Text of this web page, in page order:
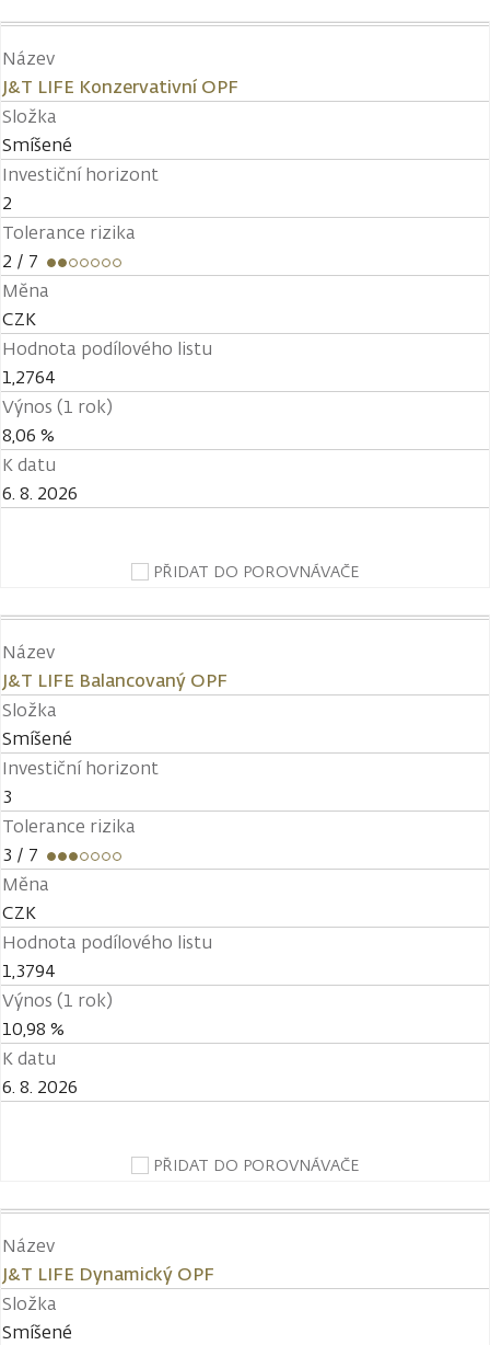
Název
J&T LIFE Konzervativní OPF
Složka
Smíšené
Investiční horizont
2
Tolerance rizika
2 / 7
Měna
CZK
Hodnota podílového listu
1,2764
Výnos (1 rok)
8,06 %
K datu
6. 8. 2026
PŘIDAT DO POROVNÁVAČE
Název
J&T LIFE Balancovaný OPF
Složka
Smíšené
Investiční horizont
3
Tolerance rizika
3 / 7
Měna
CZK
Hodnota podílového listu
1,3794
Výnos (1 rok)
10,98 %
K datu
6. 8. 2026
PŘIDAT DO POROVNÁVAČE
Název
J&T LIFE Dynamický OPF
Složka
Smíšené